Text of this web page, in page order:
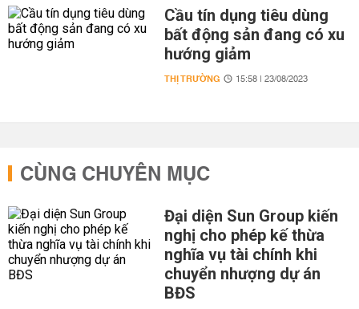
Cầu tín dụng tiêu dùng
bất động sản đang có xu
hướng giảm
THỊ TRƯỜNG 15:58 | 23/08/2023
CÙNG CHUYÊN MỤC
Đại diện Sun Group kiến
nghị cho phép kế thừa
nghĩa vụ tài chính khi
chuyển nhượng dự án
BĐS